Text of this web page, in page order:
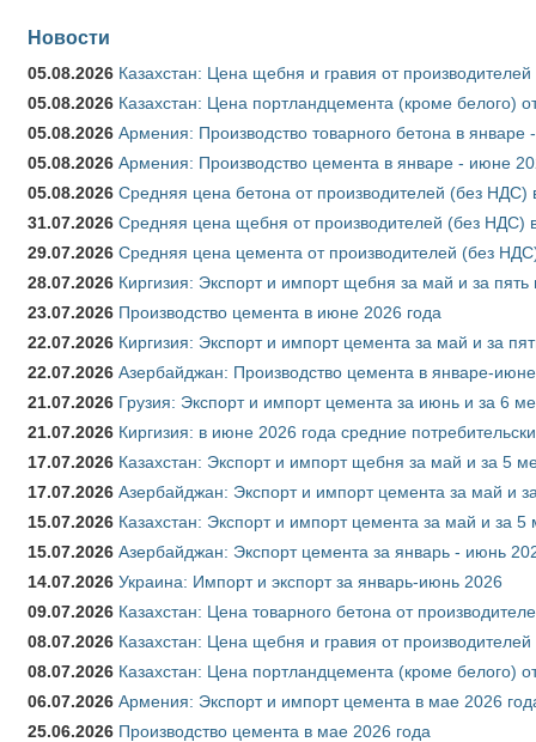
Новости
05.08.2026 Казахстан: Цена щебня и гравия от
05.08.2026 Казахстан: Цена портландцемента (кроме белого)
05.08.2026 Армения: Производство товарного бетона в январе
05.08.2026 Армения: Производство цемента в январе - июне
05.08.2026 Средняя цена бетона от производителей (без НДС)
31.07.2026 Средняя цена щебня от производителей (без НДС)
29.07.2026 Средняя цена цемента от производителей (без
28.07.2026 Киргизия: Экспорт и импорт щебня за май и за
23.07.2026 Производство цемента в июне 2026 года
22.07.2026 Киргизия: Экспорт и импорт цемента за май и за
22.07.2026 Азербайджан: Производство цемента в январе-
21.07.2026 Грузия: Экспорт и импорт цемента за июнь и за 6
21.07.2026 Киргизия: в июне 2026 года средние
17.07.2026 Казахстан: Экспорт и импорт щебня за май и за 5
17.07.2026 Азербайджан: Экспорт и импорт цемента за май и
15.07.2026 Казахстан: Экспорт и импорт цемента за май и за
15.07.2026 Азербайджан: Экспорт цемента за январь - июнь
14.07.2026 Украина: Импорт и экспорт за январь-июнь 2026
09.07.2026 Казахстан: Цена товарного бетона от
08.07.2026 Казахстан: Цена щебня и гравия от
08.07.2026 Казахстан: Цена портландцемента (кроме белого)
06.07.2026 Армения: Экспорт и импорт цемента в мае 2026
25.06.2026 Производство цемента в мае 2026 года